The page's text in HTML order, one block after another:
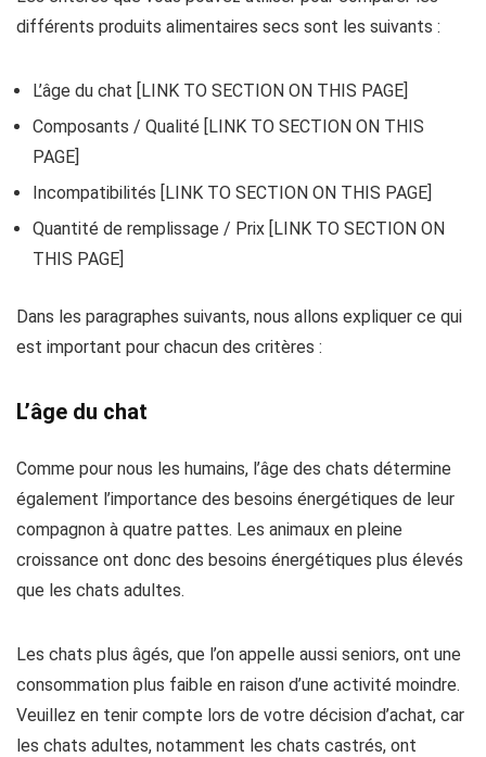
différents produits alimentaires secs sont les suivants :
L’âge du chat [LINK TO SECTION ON THIS PAGE]
Composants / Qualité [LINK TO SECTION ON THIS
PAGE]
Incompatibilités [LINK TO SECTION ON THIS PAGE]
Quantité de remplissage / Prix [LINK TO SECTION ON
THIS PAGE]
Dans les paragraphes suivants, nous allons expliquer ce qui
est important pour chacun des critères :
L’âge du chat
Comme pour nous les humains, l’âge des chats détermine
également l’importance des besoins énergétiques de leur
compagnon à quatre pattes. Les animaux en pleine
croissance ont donc des besoins énergétiques plus élevés
que les chats adultes.
Les chats plus âgés, que l’on appelle aussi seniors, ont une
consommation plus faible en raison d’une activité moindre.
Veuillez en tenir compte lors de votre décision d’achat, car
les chats adultes, notamment les chats castrés, ont